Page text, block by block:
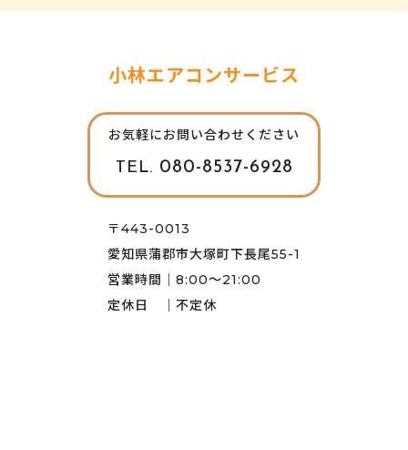
小林エアコンサービス
お気軽にお問い合わせください
TEL. 080-8537-6928
〒443-0013
愛知県蒲郡市大塚町下長尾55-1
営業時間｜8:00～21:00
定休日 ｜不定休